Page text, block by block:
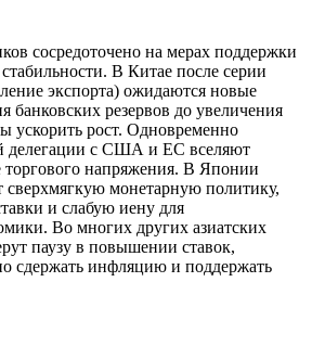
сосредоточено на мерах поддержки
В Китае после серии
экспорта) ожидаются новые
банковских резервов до увеличения
ускорить рост. Одновременно
делегации с США и ЕС вселяют
напряжения. В Японии
сверхмягкую монетарную политику,
и слабую иену для
Во многих других азиатских
паузу в повышении ставок,
сдержать инфляцию и поддержать